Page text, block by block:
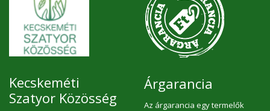
Kecskeméti
Szatyor Közösség
Árgarancia
Az árgarancia egy termelők